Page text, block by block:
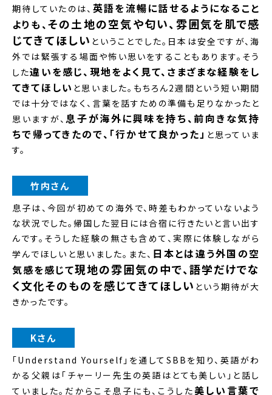
期待していたのは、 英語を流暢に話せるようになること
よりも、その土地の空気や匂い、雰囲気を肌で感
じてきてほしい ということでした。日本は安全ですが、海
外では緊張する場面や怖い思いをすることもあります。そう
した違いを感じ、現地をよく見て、さまざまな経験をし
てきてほしい と思いました。もちろん2週間という短い期間
では十分ではなく、言葉を話すための準備も足りなかったと
思いますが、息子が海外に興味を持ち、前向きな気持
ちで帰ってきたので、「行かせて良かった」 と思っていま
す。
竹内さん
息子は、今回が初めての海外で、時差もわかっていないよう
な状況でした。帰国した翌日には合宿に行きたいと言い出す
んです。そうした経験の無さも含めて、実際に体験しながら
学んでほしいと思いました。また、 日本とは違う外国の空
気感を感じて現地の雰囲気の中で、語学だけでな
く文化そのものを感じてきてほしい という期待が大
きかったです。
Kさん
「Understand Yourself」を通してSBBを知り、英語がわ
かる父親は「チャーリー先生の英語はとても美しい」と話し
ていました。だからこそ息子にも、こうした美しい言葉で